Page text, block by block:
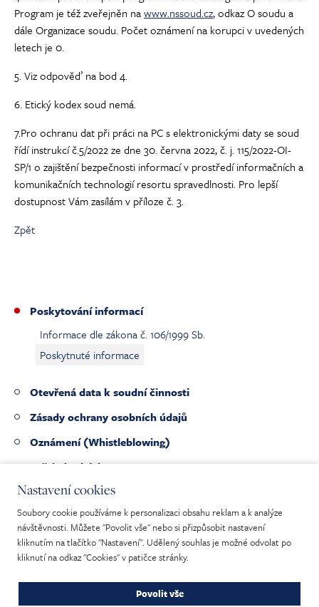
Program je též zveřejněn nawww.nssoud.cz, odkaz O soudu a
dále Organizace soudu. Počet oznámení na korupci v uvedených
letech je 0.
5. Viz odpověď na bod 4.
6. Etický kodex soud nemá.
7.Pro ochranu dat při práci na PC s elektronickými daty se soud
řídí instrukcí č.5/2022 ze dne 30. června 2022, č. j. 115/2022-OI-
SP/1 o zajištění bezpečnosti informací v prostředí informačních a
komunikačních technologií resortu spravedlnosti. Pro lepší
dostupnost Vám zasílám v příloze č. 3.
Zpět
Poskytování informací
Informace dle zákona č. 106/1999 Sb.
Poskytnuté informace
Otevřená data k soudní činnosti
Zásady ochrany osobních údajů
Oznámení (Whistleblowing)
Veřejné zakázky
Pracovní nabídky
Nabídka nepotřebného majetku
Prohlášení o přístupnosti|Cookies
Nastavení cookies
Soubory cookie používáme k personalizaci obsahu reklam a k analýze
návštěvnosti. Můžete "Povolit vše" nebo si přizpůsobit nastavení
kliknutím na tlačítko "Nastavení". Udělený souhlas je možné odvolat po
kliknutí na odkaz "Cookies" v patičce stránky.
Povolit vše